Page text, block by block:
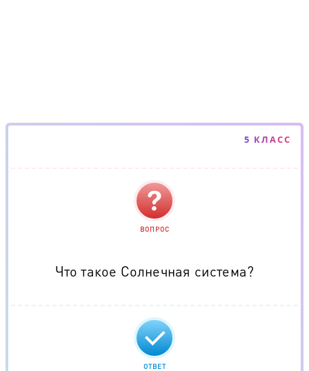
5 КЛАСС
ВОПРОС
Что такое Солнечная система?
ОТВЕТ